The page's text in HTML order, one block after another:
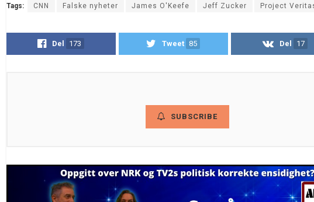
Tags: CNN Falske nyheter James O'Keefe Jeff Zucker Project
Del 173 Tweet 85 Del 17
SUBSCRIBE